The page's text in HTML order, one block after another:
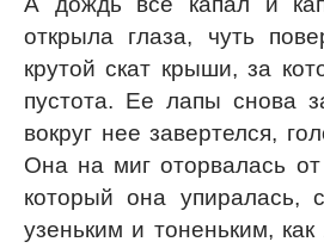
открыла глаза, чуть
крутой скат крыши, за
пустота. Ее лапы снова
вокруг нее завертелся,
Она на миг оторвалась
который она упиралась,
узеньким и тоненьким,